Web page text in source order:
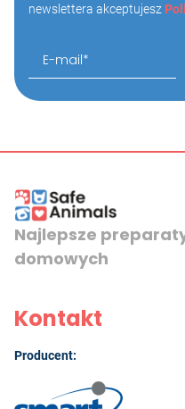
newslettera akceptujesz
Najlepsze
domowych
Kontakt
Producent: